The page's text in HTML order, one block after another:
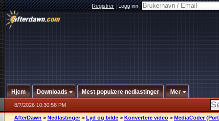
Registrer|Logg inn:
Hjem Downloads Mest populære nedlastinger Mer
8/7/2026 10:30:58 PM
AfterDawn > Nedlastinger > Lyd og bilde > Konvertere video > MediaCoder